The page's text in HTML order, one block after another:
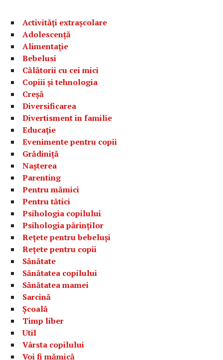
Activități extrașcolare
Adolescență
Alimentație
Bebelusi
Călătorii cu cei mici
Copiii și tehnologia
Creșă
Diversificarea
Divertisment in familie
Educație
Evenimente pentru copii
Grădiniță
Nașterea
Parenting
Pentru mămici
Pentru tătici
Psihologia copilului
Psihologia părinților
Rețete pentru bebeluși
Rețete pentru copii
Sănătate
Sănătatea copilului
Sănătatea mamei
Sarcină
Școală
Timp liber
Util
Vârsta copilului
Voi fi mămică